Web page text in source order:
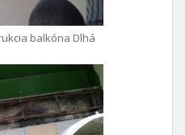
balkóna Dlhá